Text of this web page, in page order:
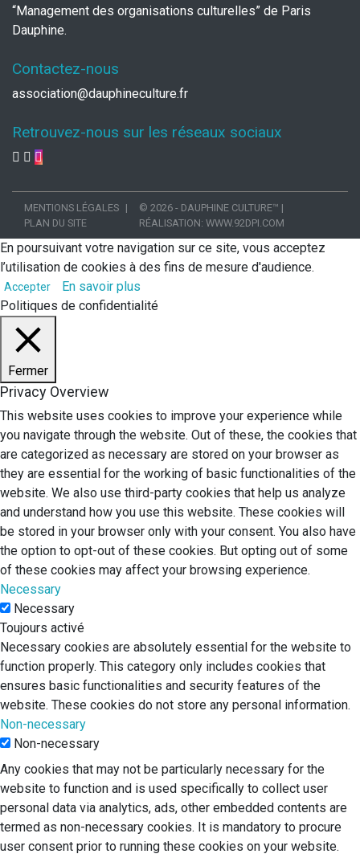
“Management des organisations culturelles” de Paris
Dauphine.
Contactez-nous
association@dauphineculture.fr
Retrouvez-nous sur les réseaux sociaux
MENTIONS LÉGALES
PLAN DU SITE
© 2026 - DAUPHINE CULTURE™ |
RÉALISATION: WWW.92DPI.COM
En poursuivant votre navigation sur ce site, vous acceptez
l’utilisation de cookies à des fins de mesure d'audience.
Accepter
En savoir plus
Politiques de confidentialité
Fermer
Privacy Overview
This website uses cookies to improve your experience while
you navigate through the website. Out of these, the cookies that
are categorized as necessary are stored on your browser as
they are essential for the working of basic functionalities of the
website. We also use third-party cookies that help us analyze
and understand how you use this website. These cookies will
be stored in your browser only with your consent. You also have
the option to opt-out of these cookies. But opting out of some
of these cookies may affect your browsing experience.
Necessary
Necessary
Toujours activé
Necessary cookies are absolutely essential for the website to
function properly. This category only includes cookies that
ensures basic functionalities and security features of the
website. These cookies do not store any personal information.
Non-necessary
Non-necessary
Any cookies that may not be particularly necessary for the
website to function and is used specifically to collect user
personal data via analytics, ads, other embedded contents are
termed as non-necessary cookies. It is mandatory to procure
user consent prior to running these cookies on your website.